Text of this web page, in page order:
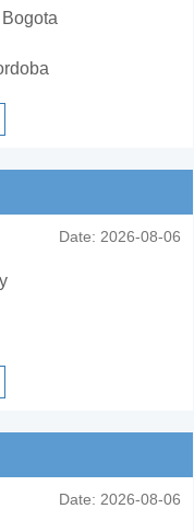
Date: 2026-08-06
Date: 2026-08-06